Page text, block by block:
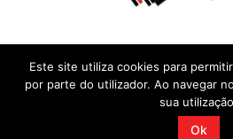
IOL
Standard. Todos os
Este site utiliza cookies para
por parte do utilizador. Ao navegar
sua
Ok